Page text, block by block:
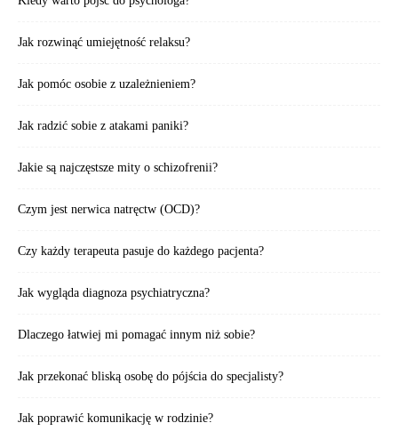
Jak rozwinąć umiejętność relaksu?
Jak pomóc osobie z uzależnieniem?
Jak radzić sobie z atakami paniki?
Jakie są najczęstsze mity o schizofrenii?
Czym jest nerwica natręctw (OCD)?
Czy każdy terapeuta pasuje do każdego pacjenta?
Jak wygląda diagnoza psychiatryczna?
Dlaczego łatwiej mi pomagać innym niż sobie?
Jak przekonać bliską osobę do pójścia do specjalisty?
Jak poprawić komunikację w rodzinie?